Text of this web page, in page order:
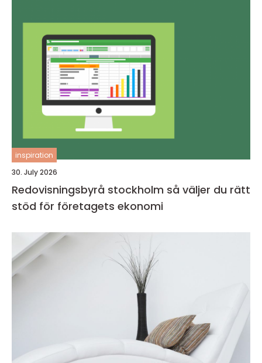
inspiration
30. July 2026
Redovisningsbyrå stockholm så väljer du rätt
stöd för företagets ekonomi